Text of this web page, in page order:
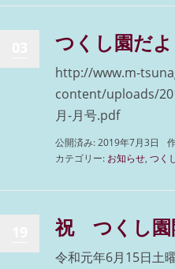
つくし園だ
http://www.m-
content/uploads/
月-月号.pdf
公開済み: 2019年7月3日
カテゴリー: お知らせ, つく
祝 つくし園
令和元年6月15日